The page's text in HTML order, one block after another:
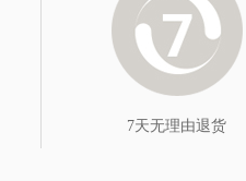
7天无理由退货